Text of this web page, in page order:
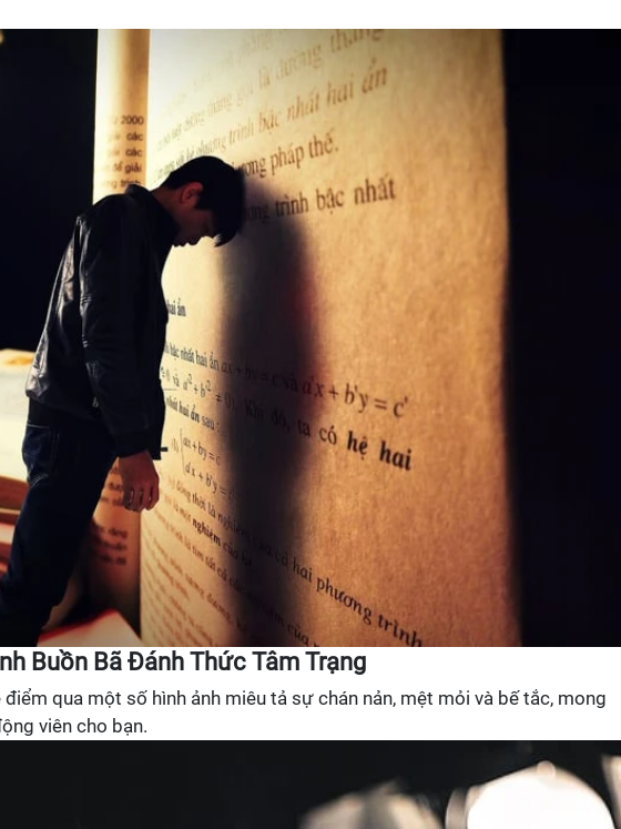
Buồn Bã Đánh Thức Tâm Trạng
điểm qua một số hình ảnh miêu tả sự chán nản, mệt mỏi và bế tắc, mong
viên cho bạn.